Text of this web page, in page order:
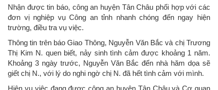
Nhận được tin báo, công an huyện Tân Châu phối hợp với các
đơn vị nghiệp vụ Công an tỉnh nhanh chóng đến ngay hiện
trường, điều tra vụ việc.
Thông tin trên báo Giao Thông, Nguyễn Văn Bắc và chị Trương
Thị Kim N. quen biết, nảy sinh tình cảm được khoảng 1 năm.
Khoảng 3 ngày trước, Nguyễn Văn Bắc đến nhà hăm dọa sẽ
giết chị N., với lý do nghi ngờ chị N. đã hết tình cảm với mình.
Hiện vụ việc đang được công an huyện Tân Châu và Cơ quan